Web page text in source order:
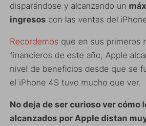
disparándose y alcanzando un
ingresos con las ventas del
Recordemos que en sus primeros
financieros de este año, Apple
nivel de beneficios desde que se
el iPhone 4S tuvo mucho que ver.
No deja de ser curioso ver cómo
alcanzados por Apple distan